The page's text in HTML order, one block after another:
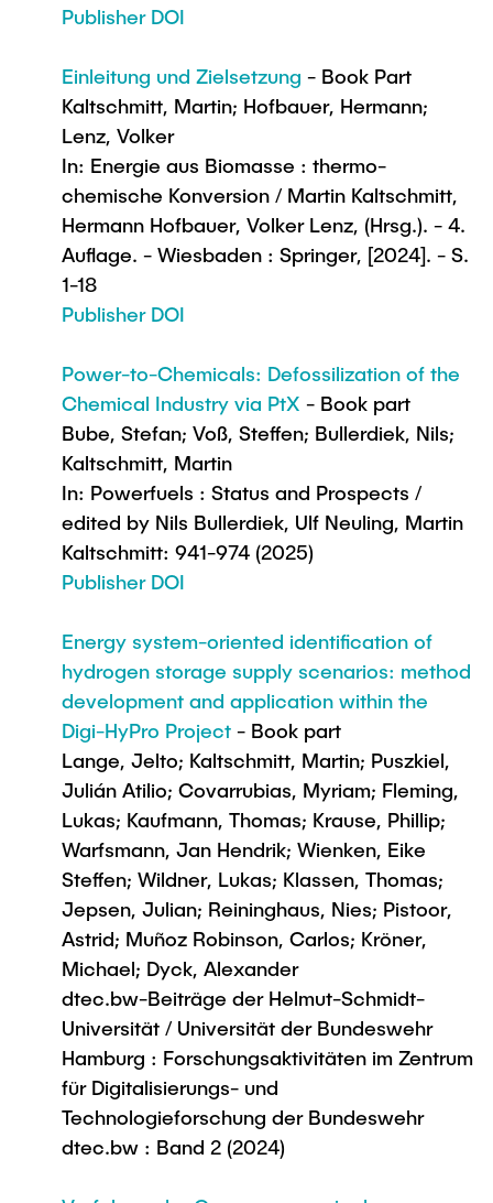
Publisher DOI
Einleitung und Zielsetzung - Book Part
Kaltschmitt, Martin; Hofbauer, Hermann;
Lenz, Volker
In: Energie aus Biomasse : thermo-
chemische Konversion / Martin Kaltschmitt,
Hermann Hofbauer, Volker Lenz, (Hrsg.). - 4.
Auflage. - Wiesbaden : Springer, [2024]. - S.
1-18
Publisher DOI
Power-to-Chemicals: Defossilization of the
Chemical Industry via PtX - Book part
Bube, Stefan; Voß, Steffen; Bullerdiek, Nils;
Kaltschmitt, Martin
In: Powerfuels : Status and Prospects /
edited by Nils Bullerdiek, Ulf Neuling, Martin
Kaltschmitt: 941-974 (2025)
Publisher DOI
Energy system-oriented identification of
hydrogen storage supply scenarios: method
development and application within the
Digi-HyPro Project - Book part
Lange, Jelto; Kaltschmitt, Martin; Puszkiel,
Julián Atilio; Covarrubias, Myriam; Fleming,
Lukas; Kaufmann, Thomas; Krause, Phillip;
Warfsmann, Jan Hendrik; Wienken, Eike
Steffen; Wildner, Lukas; Klassen, Thomas;
Jepsen, Julian; Reininghaus, Nies; Pistoor,
Astrid; Muñoz Robinson, Carlos; Kröner,
Michael; Dyck, Alexander
dtec.bw-Beiträge der Helmut-Schmidt-
Universität / Universität der Bundeswehr
Hamburg : Forschungsaktivitäten im Zentrum
für Digitalisierungs- und
Technologieforschung der Bundeswehr
dtec.bw : Band 2 (2024)